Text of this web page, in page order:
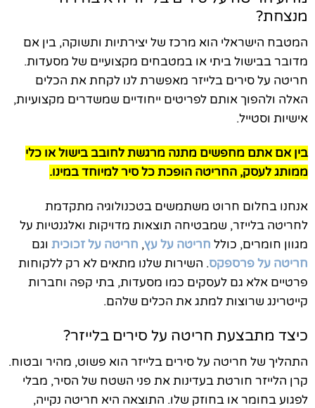
מנצחת?
המטבח הישראלי הוא מרכז של יצירתיות ותשוקה, בין אם
מדובר בבישול ביתי או במטבחים מקצועיים של מסעדות.
חריטה על סירים בלייזר מאפשרת לנו לקחת את הכלים
האלה ולהפוך אותם לפריטים ייחודיים שמשדרים מקצועיות,
אישיות וסטייל.
בין אם אתם מחפשים מתנה מרגשת לחובב בישול או כלי
ממותג לעסק, החריטה הופכת כל סיר למיוחד במינו.
אנחנו בחלום חרוט משתמשים בטכנולוגיה מתקדמת
לחריטה בלייזר, שמבטיחה תוצאות מדויקות ואלגנטיות על
מגוון חומרים, כולל חריטה על עץ, חריטה על זכוכית וגם
חריטה על פרספקס. השירות שלנו מתאים לא רק ללקוחות
פרטיים אלא גם לעסקים כמו מסעדות, בתי קפה וחברות
קייטרינג שרוצות למתג את הכלים שלהם.
כיצד מתבצעת חריטה על סירים בלייזר?
התהליך של חריטה על סירים בלייזר הוא פשוט, מהיר ובטוח.
קרן הלייזר חורטת בעדינות את פני השטח של הסיר, מבלי
לפגוע בחומר או בחוזק שלו. התוצאה היא חריטה נקייה,